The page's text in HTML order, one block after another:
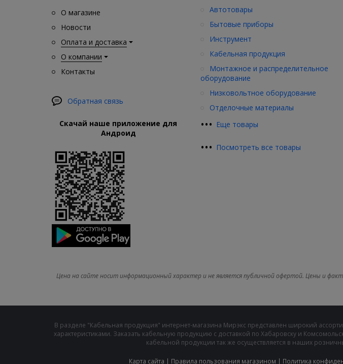
О магазине
Новости
Оплата и доставка
О компании
Контакты
Обратная связь
Скачай наше приложение для
Андроид
••• Еще товары
Автотовары
Бытовые приборы
Инструмент
Кабельная продукция
Монтажное и распределительное
оборудование
Низковольтное оборудование
Отделочные материалы
••• Посмотреть все товары
Цена на сайте носит информационный характер и не является публичной офертой. Цены и
В разделе "Кабельная продукция" интернет-магазина Мирэкс представлен широкий
характеристиками. Заказать кабельную продукцию с доставкой по Хабаровску и
кабельной продукции так же осуществляется в наших
Карта сайта | Правила пользования магазином | Политика